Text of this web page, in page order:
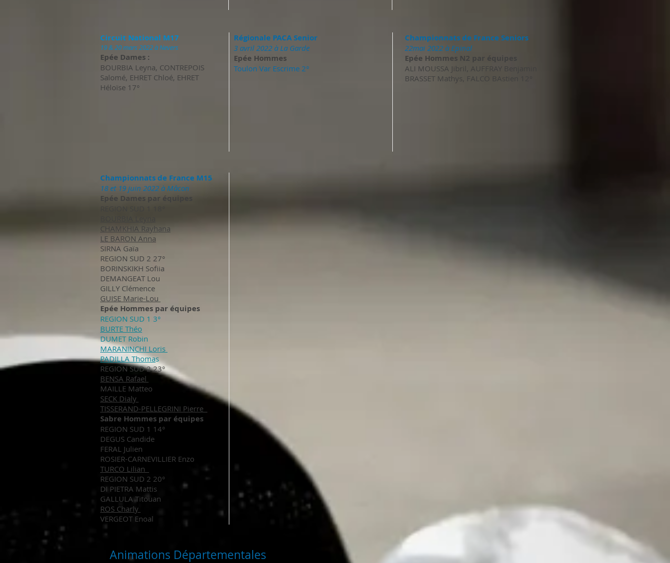
Circuit National M17
19 & 20 mars 2022 à Nevers
Epée Dames :
BOURBIA Leyna, CONTREPOIS
Salomé, EHRET Chloé, EHRET
Héloïse 17°
Régionale PACA Senior
3 avril 2022 à La Garde
Epée Hommes
Toulon Var Escrime 2°
Championnats de France Seniors
22mai 2022 à Epinal
Epée Hommes N2 par équipes
ALI MOUSSA Jibril, AUFFRAY Benjamin
BRASSET Mathys, FALCO BAstien 12°
Championnats de France M15
18 et 19 juin 2022 à Mâcon
Epée Dames par équipes
CHAMKHIA Rayhana
LE BARON Anna
SIRNA Gaïa
REGION SUD 2 27°
BORINSKIKH Sofiia
DEMANGEAT Lou
GILLY Clémence
GUISE Marie-Lou
Epée Hommes par équipes
REGION SUD 1 3°
BURTE Théo
DUMET Robin
MARANINCHI Loris
PADILLA Thomas
REGION SUD 2 23°
BENSA Rafael
MAILLE Matteo
SECK Dialy
TISSERAND-PELLEGRINI Pierre
Sabre Hommes par équipes
REGION SUD 1 14°
DEGUS Candide
FERAL Julien
ROSIER-CARNEVILLIER Enzo
TURCO Lilian
REGION SUD 2 20°
DI PIETRA Mattis
GALLULA Titouan
ROS Charly
VERGEOT Enoal
Animations Départementales